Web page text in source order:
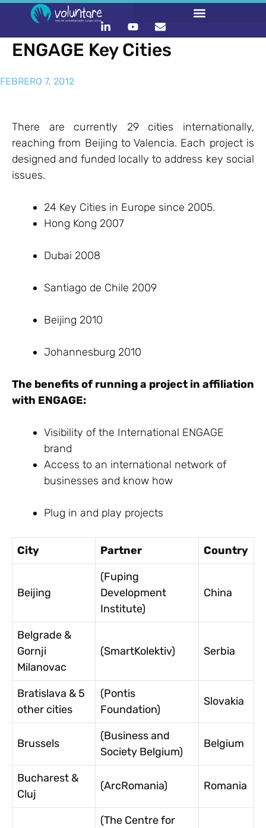
ENGAGE Key Cities
FEBRERO 7, 2012
There are currently 29 cities internationally,
reaching from Beijing to Valencia. Each project is
designed and funded locally to address key social
issues.
24 Key Cities in Europe since 2005.
Hong Kong 2007
Dubai 2008
Santiago de Chile 2009
Beijing 2010
Johannesburg 2010
The benefits of running a project in affiliation
with ENGAGE:
Visibility of the International ENGAGE
brand
Access to an international network of
businesses and know how
Plug in and play projects
City Partner Country
Beijing
(Fuping
Development
Institute)
China
Belgrade &
Gornji
Milanovac
(SmartKolektiv) Serbia
Bratislava & 5
other cities
(Pontis
Foundation)
Slovakia
Brussels
(Business and
Society Belgium)
Belgium
Bucharest &
Cluj
(ArcRomania) Romania
(The Centre for